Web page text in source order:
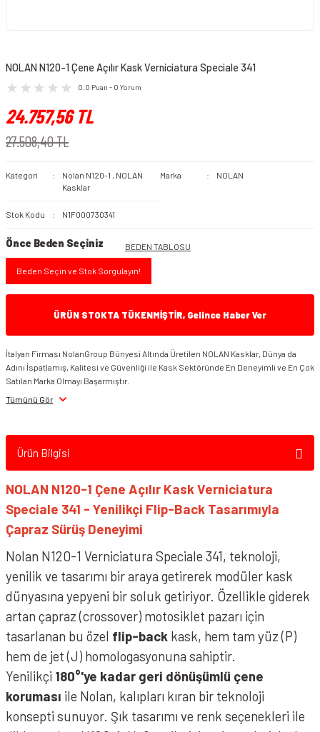
NOLAN N120-1 Çene Açılır Kask Verniciatura Speciale 341
0.0 Puan - 0 Yorum
24.757,56 TL
27.508,40 TL
Kategori Nolan N120-1 , NOLAN
Kasklar
Marka NOLAN
Stok Kodu N1F000730341
Önce Beden Seçiniz BEDEN TABLOSU
Beden Seçin ve Stok Sorgulayın!
ÜRÜN STOKTA TÜKENMİŞTİR, Gelince Haber Ver
İtalyan Firması NolanGroup Bünyesi Altında Üretilen NOLAN Kasklar, Dünya da
Adını İspatlamış, Kalitesi ve Güvenliği ile Kask Sektöründe En Deneyimli ve En Çok
Satılan Marka Olmayı Başarmıştır.
Tümünü Gör
Ürün Bilgisi
NOLAN N120-1 Çene Açılır Kask Verniciatura
Speciale 341 - Yenilikçi Flip-Back Tasarımıyla
Çapraz Sürüş Deneyimi
Nolan N120-1 Verniciatura Speciale 341, teknoloji,
yenilik ve tasarımı bir araya getirerek modüler kask
dünyasına yepyeni bir soluk getiriyor. Özellikle giderek
artan çapraz (crossover) motosiklet pazarı için
tasarlanan bu özel flip-back kask, hem tam yüz (P)
hem de jet (J) homologasyonuna sahiptir.
Yenilikçi 180°'ye kadar geri dönüşümlü çene
koruması ile Nolan, kalıpları kıran bir teknoloji
konsepti sunuyor. Şık tasarımı ve renk seçenekleri ile